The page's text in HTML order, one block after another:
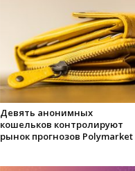
Девять анонимных
кошельков контролируют
рынок прогнозов Polymarket